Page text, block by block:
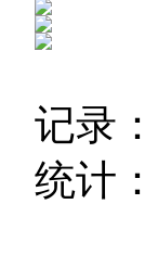
记录：
统计：